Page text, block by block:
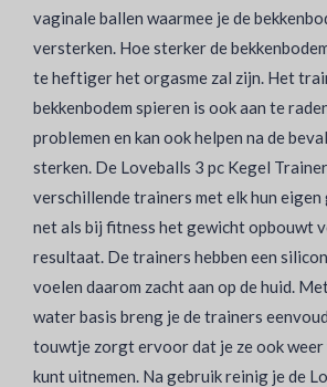
vaginale ballen waarmee je de
versterken. Hoe sterker de
te heftiger het orgasme zal zijn. Het
bekkenbodem spieren is ook aan te
problemen en kan ook helpen na de
sterken. De Loveballs 3 pc Kegel
verschillende trainers met elk hun
net als bij fitness het gewicht opbouwt
resultaat. De trainers hebben een
voelen daarom zacht aan op de huid.
water basis breng je de trainers
touwtje zorgt ervoor dat je ze ook
kunt uitnemen. Na gebruik reinig je de